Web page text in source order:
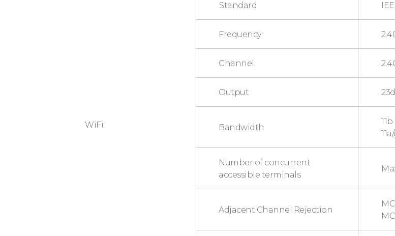
WiFi
Standard
Frequency
Channel
Output
Bandwidth
Number of concurrent
accessible terminals
Adjacent Channel Rejection